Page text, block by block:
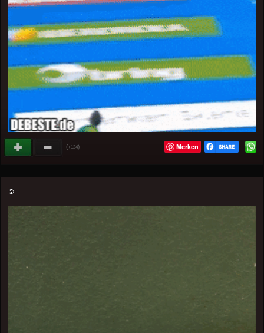
(+124) Merken
☺